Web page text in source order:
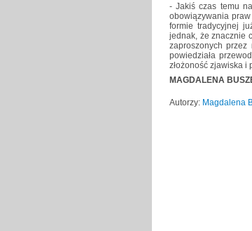
- Jakiś czas temu
obowiązywania
formie tradycyjnej
jednak, że znacznie
zaproszonych
powiedziała
złożoność zjawiska i
MAGDALENA
Autorzy: Magdalena